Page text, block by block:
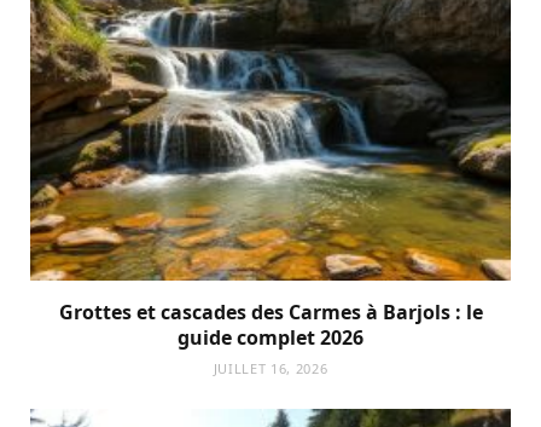
Grottes et cascades des Carmes à Barjols : le
guide complet 2026
JUILLET 16, 2026